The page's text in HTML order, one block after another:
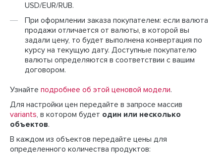
USD/EUR/RUB.
При оформлении заказа покупателем: если валюта
продажи отличается от валюты, в которой вы
задали цену, то будет выполнена конвертация по
курсу на текущую дату. Доступные покупателю
валюты определяются в соответствии с вашим
договором.
Узнайте подробнее об этой ценовой модели.
Для настройки цен передайте в запросе массив
variants , в котором будет один или несколько
объектов.
В каждом из объектов передайте цены для
определенного количества продуктов: